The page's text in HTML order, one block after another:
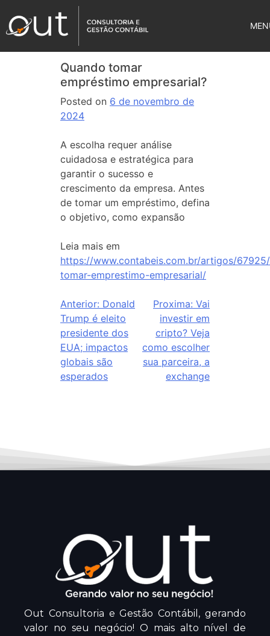
Quando tomar
empréstimo empresarial?
Posted on 6 de novembro de
2024
A escolha requer análise
cuidadosa e estratégica para
garantir o sucesso e
crescimento da empresa. Antes
de tomar um empréstimo, defina
o objetivo, como expansão
Leia mais em
https://www.contabeis.com.br/artigos/
tomar-emprestimo-empresarial/
Anterior: Donald
Trump é eleito
presidente dos
EUA; impactos
globais são
esperados
Proxima: Vai
investir em
cripto? Veja
como escolher
sua parceira, a
exchange
Out Consultoria e Gestão Contábil, gerando
valor no seu negócio! O mais alto nível de